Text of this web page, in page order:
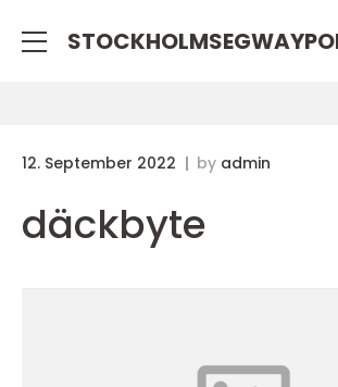
12. September 2022 by admin
däckbyte